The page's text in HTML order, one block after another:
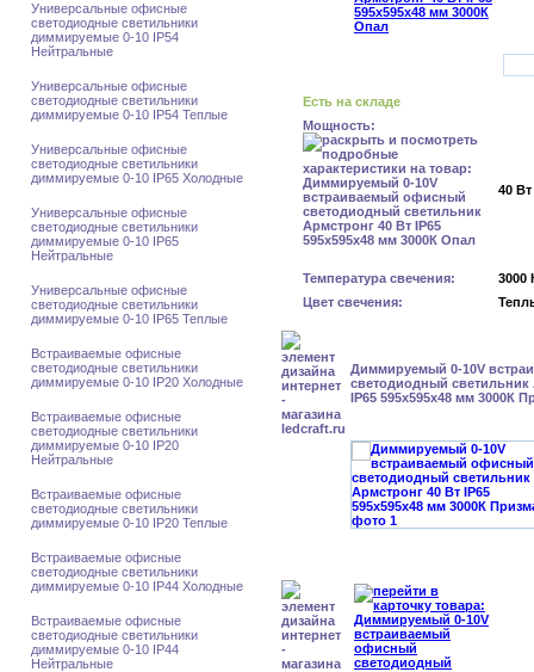
Универсальные офисные
светодиодные светильники
диммируемые 0-10 IP54
Нейтральные
Универсальные офисные
светодиодные светильники
диммируемые 0-10 IP54 Теплые
Универсальные офисные
светодиодные светильники
диммируемые 0-10 IP65 Холодные
Универсальные офисные
светодиодные светильники
диммируемые 0-10 IP65
Нейтральные
Универсальные офисные
светодиодные светильники
диммируемые 0-10 IP65 Теплые
Встраиваемые офисные
светодиодные светильники
диммируемые 0-10 IP20 Холодные
Встраиваемые офисные
светодиодные светильники
диммируемые 0-10 IP20
Нейтральные
Встраиваемые офисные
светодиодные светильники
диммируемые 0-10 IP20 Теплые
Встраиваемые офисные
светодиодные светильники
диммируемые 0-10 IP44 Холодные
Встраиваемые офисные
светодиодные светильники
диммируемые 0-10 IP44
Нейтральные
Есть на складе
Мощность:
40 Вт
Температура свечения:
3000
Цвет свечения:
Диммируемый 0-10V
светодиодный светильник
IP65 595x595x48 мм 3000К